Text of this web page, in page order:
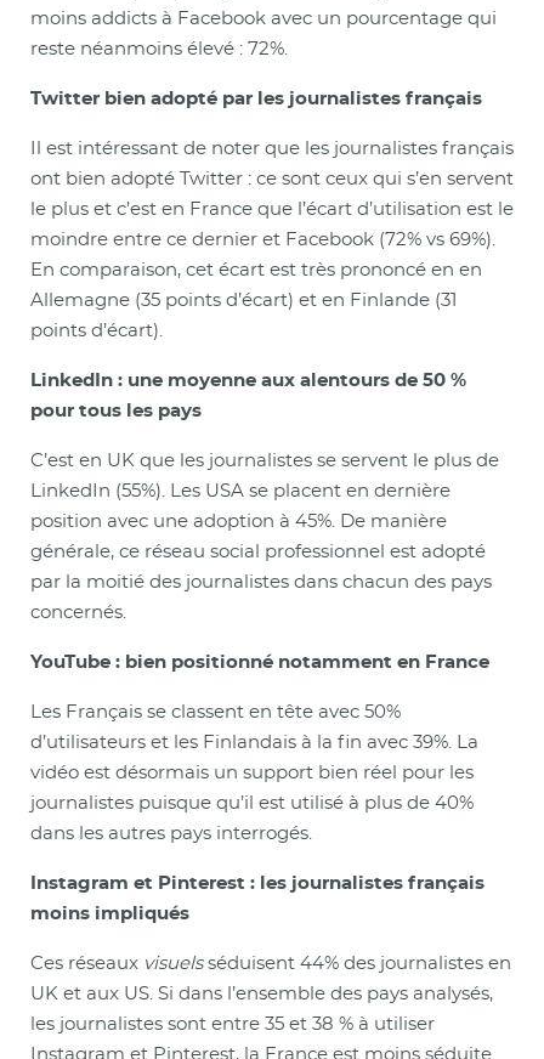
moins addicts à Facebook avec un pourcentage qui
reste néanmoins élevé : 72%.
Twitter bien adopté par les journalistes français
Il est intéressant de noter que les journalistes français
ont bien adopté Twitter : ce sont ceux qui s’en servent
le plus et c’est en France que l’écart d’utilisation est le
moindre entre ce dernier et Facebook (72% vs 69%).
En comparaison, cet écart est très prononcé en en
Allemagne (35 points d’écart) et en Finlande (31
points d’écart).
LinkedIn : une moyenne aux alentours de 50 %
pour tous les pays
C’est en UK que les journalistes se servent le plus de
LinkedIn (55%). Les USA se placent en dernière
position avec une adoption à 45%. De manière
générale, ce réseau social professionnel est adopté
par la moitié des journalistes dans chacun des pays
concernés.
YouTube : bien positionné notamment en France
Les Français se classent en tête avec 50%
d’utilisateurs et les Finlandais à la fin avec 39%. La
vidéo est désormais un support bien réel pour les
journalistes puisque qu’il est utilisé à plus de 40%
dans les autres pays interrogés.
Instagram et Pinterest : les journalistes français
moins impliqués
Ces réseaux visuelsséduisent 44% des journalistes en
UK et aux US. Si dans l’ensemble des pays analysés,
les journalistes sont entre 35 et 38 % à utiliser
Instagram et Pinterest, la France est moins séduite